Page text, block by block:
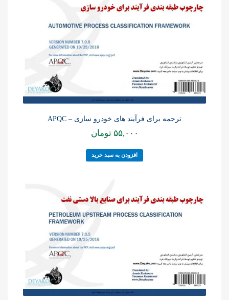
ترجمه برای فرآیند های خودرو سازی – APQC
۵۵,۰۰۰ تومان
افزودن به سبد خرید